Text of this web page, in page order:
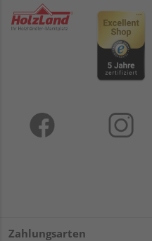
Zahlungsarten